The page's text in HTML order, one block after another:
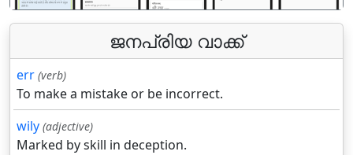
ജനപ്രിയ വാക്ക്
err (verb)
To make a mistake or be incorrect.
wily (adjective)
Marked by skill in deception.